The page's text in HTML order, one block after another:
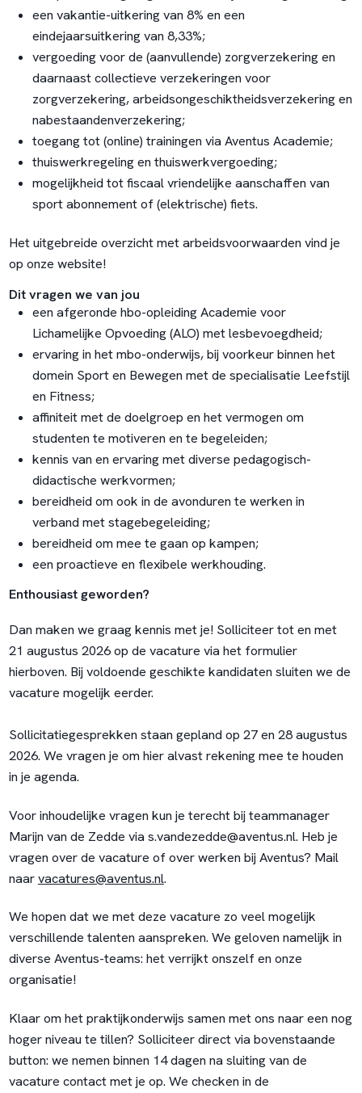
een vakantie-uitkering van 8% en een
eindejaarsuitkering van 8,33%;
vergoeding voor de (aanvullende) zorgverzekering en
daarnaast collectieve verzekeringen voor
zorgverzekering, arbeidsongeschiktheidsverzekering en
nabestaandenverzekering;
toegang tot (online) trainingen via Aventus Academie;
thuiswerkregeling en thuiswerkvergoeding;
mogelijkheid tot fiscaal vriendelijke aanschaffen van
sport abonnement of (elektrische) fiets.
Het uitgebreide overzicht met arbeidsvoorwaarden vind je
op onze website!
Dit vragen we van jou
een afgeronde hbo-opleiding Academie voor
Lichamelijke Opvoeding (ALO) met lesbevoegdheid;
ervaring in het mbo-onderwijs, bij voorkeur binnen het
domein Sport en Bewegen met de specialisatie Leefstijl
en Fitness;
affiniteit met de doelgroep en het vermogen om
studenten te motiveren en te begeleiden;
kennis van en ervaring met diverse pedagogisch-
didactische werkvormen;
bereidheid om ook in de avonduren te werken in
verband met stagebegeleiding;
bereidheid om mee te gaan op kampen;
een proactieve en flexibele werkhouding.
Enthousiast geworden?
Dan maken we graag kennis met je! Solliciteer tot en met
21 augustus 2026 op de vacature via het formulier
hierboven. Bij voldoende geschikte kandidaten sluiten we de
vacature mogelijk eerder.
Sollicitatiegesprekken staan gepland op 27 en 28 augustus
2026. We vragen je om hier alvast rekening mee te houden
in je agenda.
Voor inhoudelijke vragen kun je terecht bij teammanager
Marijn van de Zedde via s.vandezedde@aventus.nl. Heb je
vragen over de vacature of over werken bij Aventus? Mail
naarvacatures@aventus.nl.
We hopen dat we met deze vacature zo veel mogelijk
verschillende talenten aanspreken. We geloven namelijk in
diverse Aventus-teams: het verrijkt onszelf en onze
organisatie!
Klaar om het praktijkonderwijs samen met ons naar een nog
hoger niveau te tillen? Solliciteer direct via bovenstaande
button: we nemen binnen 14 dagen na sluiting van de
vacature contact met je op. We checken in de